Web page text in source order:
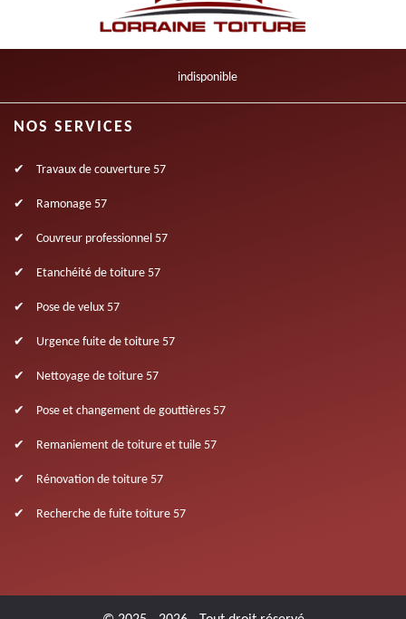
indisponible
NOS SERVICES
Travaux de couverture 57
Ramonage 57
Couvreur professionnel 57
Etanchéité de toiture 57
Pose de velux 57
Urgence fuite de toiture 57
Nettoyage de toiture 57
Pose et changement de gouttières 57
Remaniement de toiture et tuile 57
Rénovation de toiture 57
Recherche de fuite toiture 57